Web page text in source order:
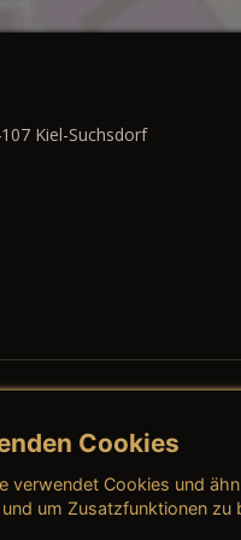
Kiel-Suchsdorf
→ AGB
Cookies
verwendet Cookies und
um Zusatzfunktionen zu